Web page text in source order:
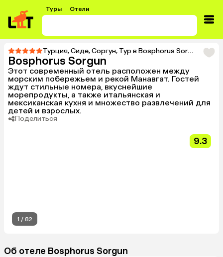
Туры Отели
Турция,Сиде,Соргун, Тур в Bosphorus Sorgun
Bosphorus Sorgun
Этот современный отель расположен между
морским побережьем и рекой Манавгат. Гостей
ждут стильные номера, вкуснейшие
морепродукты, а также итальянская и
мексиканская кухня и множество развлечений для
детей и взрослых.
Поделиться
9.3
1 / 82
Об отеле Bosphorus Sorgun